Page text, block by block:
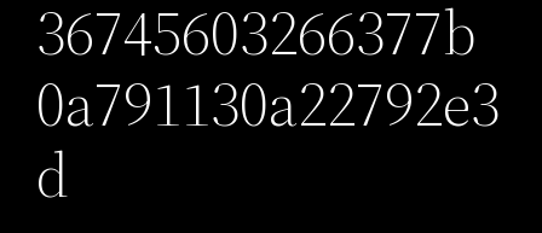
36745603266377b
0a791130a22792e3
d